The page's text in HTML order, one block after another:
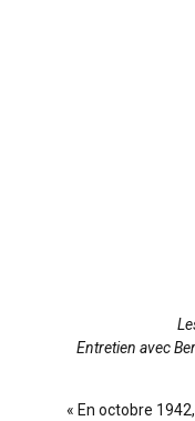
Entretien avec
« En octobre